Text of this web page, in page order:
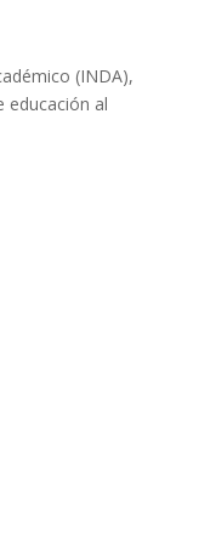
(INDA),
educación al